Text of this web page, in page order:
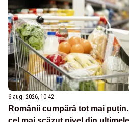
6 aug. 2026, 10:42
Românii cumpără tot mai